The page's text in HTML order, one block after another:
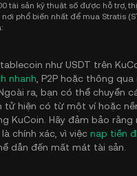
tài sản kỹ thuật số được hỗ trợ,
phổ biến nhất để mua Stratis
như USDT trên
nhanh , P2P hoặc thông
ra, bạn có thể chuyển
tử hiện có từ một ví hoặc
KuCoin. Hãy đảm bảo
chính xác, vì việc nạp tiền
dẫn đến mất mát tài sản.